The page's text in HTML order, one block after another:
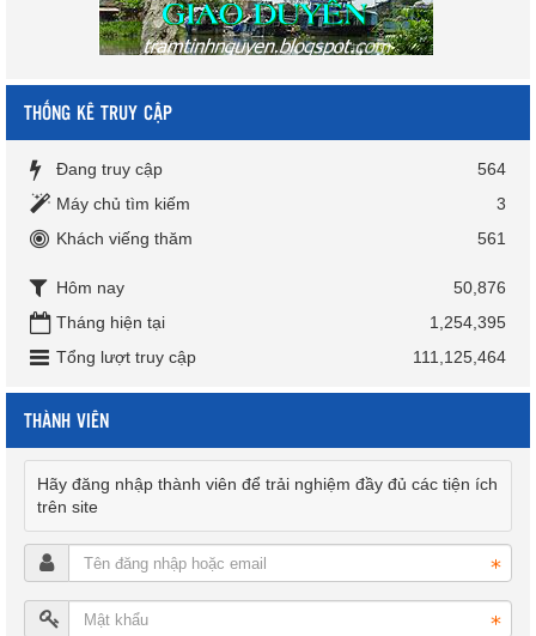
THỐNG KÊ TRUY CẬP
Đang truy cập
564
Máy chủ tìm kiếm
3
Khách viếng thăm
561
Hôm nay
50,876
Tháng hiện tại
1,254,395
Tổng lượt truy cập
111,125,464
THÀNH VIÊN
Hãy đăng nhập thành viên để trải nghiệm đầy đủ các tiện ích
trên site